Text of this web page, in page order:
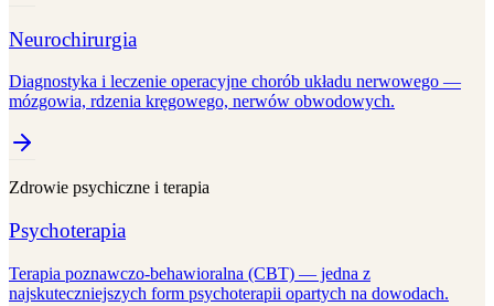
Neurochirurgia
Diagnostyka i leczenie operacyjne chorób układu nerwowego —
mózgowia, rdzenia kręgowego, nerwów obwodowych.
Zdrowie psychiczne i terapia
Psychoterapia
Terapia poznawczo-behawioralna (CBT) — jedna z
najskuteczniejszych form psychoterapii opartych na dowodach.